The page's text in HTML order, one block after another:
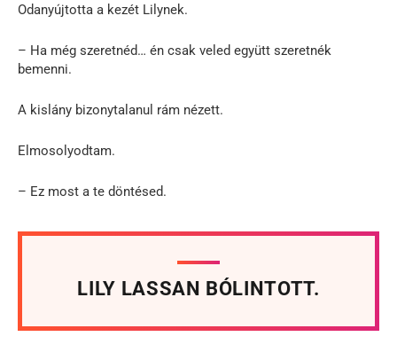
Odanyújtotta a kezét Lilynek.
– Ha még szeretnéd… én csak veled együtt szeretnék
bemenni.
A kislány bizonytalanul rám nézett.
Elmosolyodtam.
– Ez most a te döntésed.
LILY LASSAN BÓLINTOTT.